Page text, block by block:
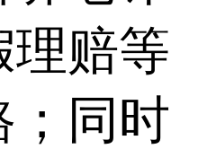
理赔等
；同时